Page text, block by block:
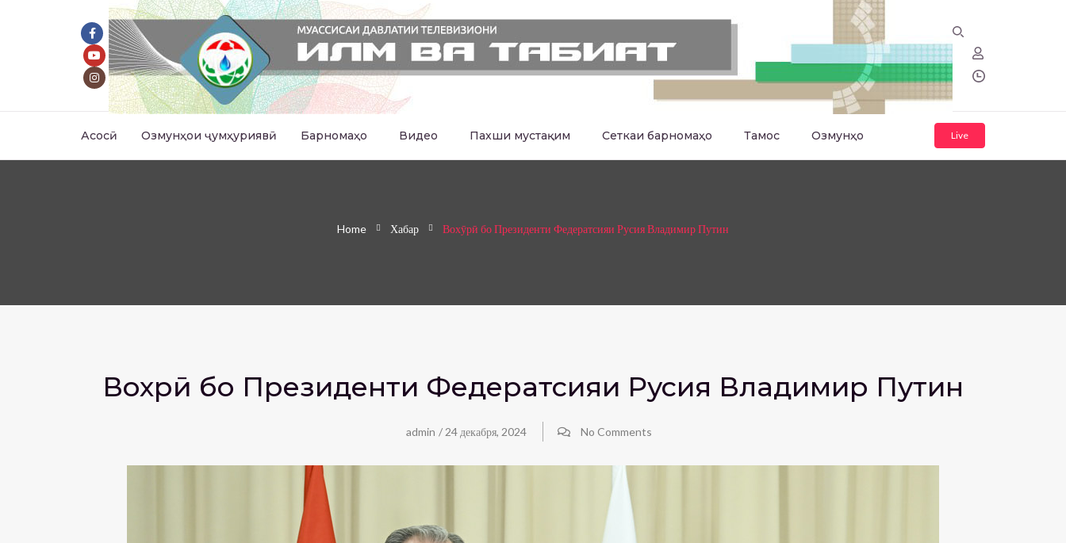
Асосӣ Озмунҳои ҷумҳуриявӣ Барномаҳо Видео Пахши мустақим Сеткаи барномаҳо Тамос Озмунҳо Live
Home Хабар Вохӯрӣ бо Президенти Федератсияи Русия Владимир Путин
Вохӯрӣ бо Президенти Федератсияи Русия Владимир Путин
admin / 24 декабря, 2024 No Comments